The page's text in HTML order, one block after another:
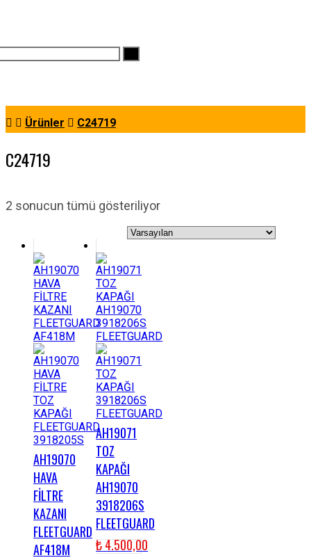
Ürünler C24719
C24719
2 sonucun tümü gösteriliyor
AH19070
HAVA
FİLTRE
KAZANI
FLEETGUARD
AF418M
AH19071
TOZ
KAPAĞI
AH19070
3918206S
FLEETGUARD
₺4.500,00